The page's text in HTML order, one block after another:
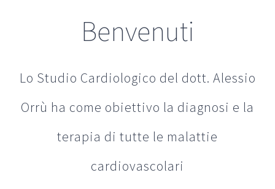
Benvenuti
Lo Studio Cardiologico del dott. Alessio
Orrù ha come obiettivo la diagnosi e la
terapia di tutte le malattie
cardiovascolari